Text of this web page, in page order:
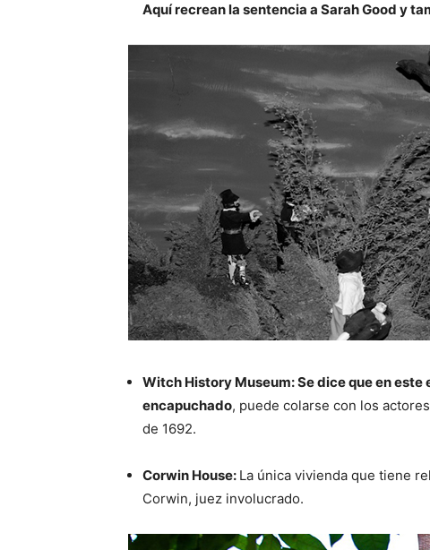
Aquí recrean la sentencia a Sarah Good y
Witch History Museum: Se dice que en
encapuchado, puede colarse con los
de 1692.
Corwin House: La única vivienda que tiene
Corwin, juez involucrado.